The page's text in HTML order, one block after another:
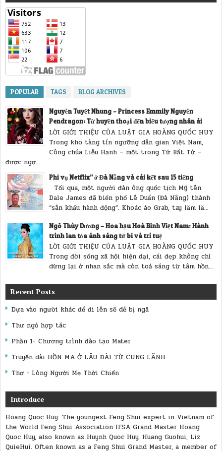
POPULAR TAGS BLOG ARCHIVES
Nguyễn Tuyết Nhung – Princess Emmily Nguyễn
Pendragon: Từ huyền thoại đến biểu tượng nhân ái
LỜI GIỚI THIỆU CỦA LUẬT GIA HOÀNG QUỐC HUY
Trong kho tàng tín ngưỡng dân gian Việt Nam,
Công chúa Liễu Hạnh – một trong Tứ Bất Tử –
được ngợ...
Phi vụ Netflix” ở Đà Nẵng và cái kết sau 15 tiếng
Tối qua, một người đàn ông quốc tịch Mỹ tên
Dale James đã biến phố Lê Duẩn (Đà Nẵng) thành
“sân khấu hành động”. Khoác áo Grab, tay lăm lă...
Ngô Thùy Dương – Hoa hậu Hoà Bình Việt Nam: Hành
trình lan tỏa ánh sáng từ bi và trí tuệ
LỜI GIỚI THIỆU CỦA LUẬT GIA HOÀNG QUỐC HUY
Trong đời sống xã hội hiện đại, cái đẹp không chỉ
dừng lại ở nhan sắc mà còn toả sáng từ tâm hồn...
Recent Posts
Dựa vào người khác để đi lên sẽ dễ bị ngã
Thư ngỏ hợp tác
Phần 1- Chương trình đào tạo Mater
Truyện dài HỒN MA Ở LÂU ĐÀI TỪ CUNG LÃNH
Thơ - Lòng Người Mẹ Thời Chiến
Introduce
Hoang Quoc Huy: The youngest Feng Shui expert in Vietnam of
the World Feng Shui Association IFSA Grand Master Hoang
Quoc Huy, also known as Huynh Quoc Huy, Huang Guohui, Liz
QuieHui. Often known as a Feng Shui Grand Master, a member of